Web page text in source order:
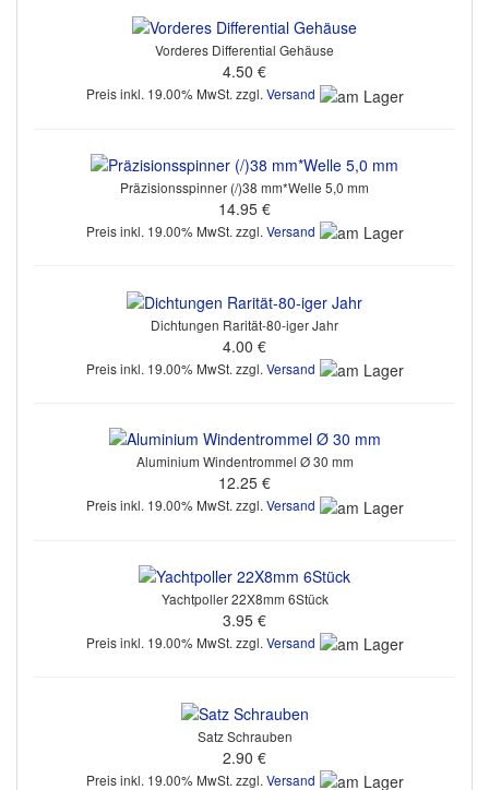
Vorderes Differential Gehäuse
4.50 €
Preis inkl. 19.00% MwSt. zzgl.Versand
Präzisionsspinner (/)38 mm*Welle 5,0 mm
14.95 €
Preis inkl. 19.00% MwSt. zzgl. Versand
Dichtungen Rarität-80-iger Jahr
4.00 €
Preis inkl. 19.00% MwSt. zzgl. Versand
Aluminium Windentrommel Ø 30 mm
12.25 €
Preis inkl. 19.00% MwSt. zzgl.Versand
Yachtpoller 22X8mm 6Stück
3.95 €
Preis inkl. 19.00% MwSt. zzgl. Versand
Satz Schrauben
2.90 €
Preis inkl. 19.00% MwSt. zzgl. Versand